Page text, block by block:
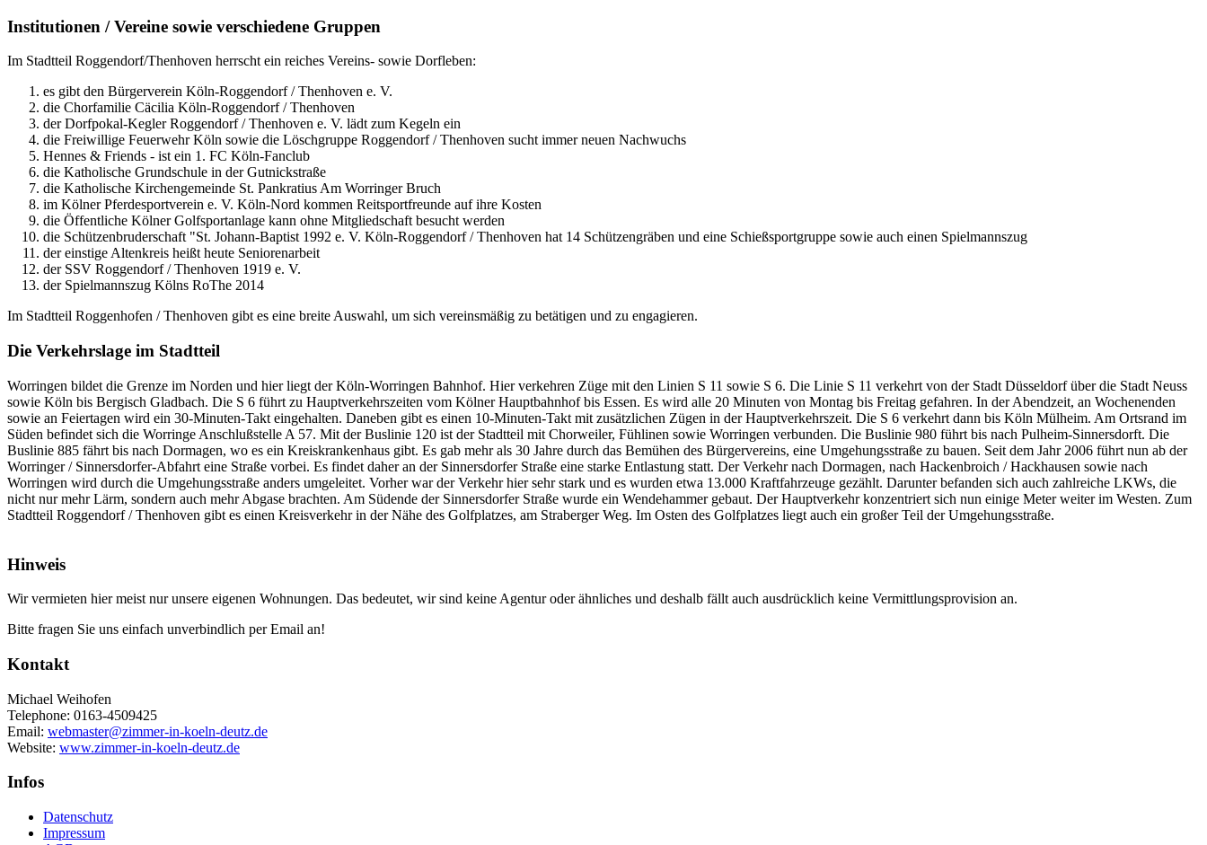
Institutionen / Vereine sowie verschiedene Gruppen
Im Stadtteil Roggendorf/Thenhoven herrscht ein reiches Vereins- sowie Dorfleben:
es gibt den Bürgerverein Köln-Roggendorf / Thenhoven e. V.
die Chorfamilie Cäcilia Köln-Roggendorf / Thenhoven
der Dorfpokal-Kegler Roggendorf / Thenhoven e. V. lädt zum Kegeln ein
die Freiwillige Feuerwehr Köln sowie die Löschgruppe Roggendorf / Thenhoven sucht immer neuen Nachwuchs
Hennes & Friends - ist ein 1. FC Köln-Fanclub
die Katholische Grundschule in der Gutnickstraße
die Katholische Kirchengemeinde St. Pankratius Am Worringer Bruch
im Kölner Pferdesportverein e. V. Köln-Nord kommen Reitsportfreunde auf ihre Kosten
die Öffentliche Kölner Golfsportanlage kann ohne Mitgliedschaft besucht werden
die Schützenbruderschaft "St. Johann-Baptist 1992 e. V. Köln-Roggendorf / Thenhoven hat 14 Schützengräben und eine Schießsportgruppe sowie auch einen Spielmannszug
der einstige Altenkreis heißt heute Seniorenarbeit
der SSV Roggendorf / Thenhoven 1919 e. V.
der Spielmannszug Kölns RoThe 2014
Im Stadtteil Roggenhofen / Thenhoven gibt es eine breite Auswahl, um sich vereinsmäßig zu betätigen und zu engagieren.
Die Verkehrslage im Stadtteil
Worringen bildet die Grenze im Norden und hier liegt der Köln-Worringen Bahnhof. Hier verkehren Züge mit den Linien S 11 sowie S 6. Die Linie S 11 verkehrt von der Stadt Düsseldorf über die Stadt Neuss
sowie Köln bis Bergisch Gladbach. Die S 6 führt zu Hauptverkehrszeiten vom Kölner Hauptbahnhof bis Essen. Es wird alle 20 Minuten von Montag bis Freitag gefahren. In der Abendzeit, an Wochenenden
sowie an Feiertagen wird ein 30-Minuten-Takt eingehalten. Daneben gibt es einen 10-Minuten-Takt mit zusätzlichen Zügen in der Hauptverkehrszeit. Die S 6 verkehrt dann bis Köln Mülheim. Am Ortsrand im
Süden befindet sich die Worringe Anschlußstelle A 57. Mit der Buslinie 120 ist der Stadtteil mit Chorweiler, Fühlinen sowie Worringen verbunden. Die Buslinie 980 führt bis nach Pulheim-Sinnersdorft. Die
Buslinie 885 fährt bis nach Dormagen, wo es ein Kreiskrankenhaus gibt. Es gab mehr als 30 Jahre durch das Bemühen des Bürgervereins, eine Umgehungsstraße zu bauen. Seit dem Jahr 2006 führt nun ab der
Worringer / Sinnersdorfer-Abfahrt eine Straße vorbei. Es findet daher an der Sinnersdorfer Straße eine starke Entlastung statt. Der Verkehr nach Dormagen, nach Hackenbroich / Hackhausen sowie nach
Worringen wird durch die Umgehungsstraße anders umgeleitet. Vorher war der Verkehr hier sehr stark und es wurden etwa 13.000 Kraftfahrzeuge gezählt. Darunter befanden sich auch zahlreiche LKWs, die
nicht nur mehr Lärm, sondern auch mehr Abgase brachten. Am Südende der Sinnersdorfer Straße wurde ein Wendehammer gebaut. Der Hauptverkehr konzentriert sich nun einige Meter weiter im Westen. Zum
Stadtteil Roggendorf / Thenhoven gibt es einen Kreisverkehr in der Nähe des Golfplatzes, am Straberger Weg. Im Osten des Golfplatzes liegt auch ein großer Teil der Umgehungsstraße.
Hinweis
Wir vermieten hier meist nur unsere eigenen Wohnungen. Das bedeutet, wir sind keine Agentur oder ähnliches und deshalb fällt auch ausdrücklich keine Vermittlungsprovision an.
Bitte fragen Sie uns einfach unverbindlich per Email an!
Kontakt
Michael Weihofen
Telephone: 0163-4509425
Email: webmaster@zimmer-in-koeln-deutz.de
Website: www.zimmer-in-koeln-deutz.de
Infos
Datenschutz
Impressum